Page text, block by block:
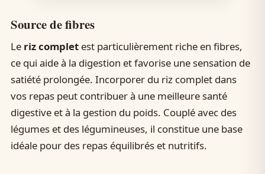
Source de fibres
Le riz completest particulièrement riche en fibres,
ce qui aide à la digestion et favorise une sensation de
satiété prolongée. Incorporer du riz complet dans
vos repas peut contribuer à une meilleure santé
digestive et à la gestion du poids. Couplé avec des
légumes et des légumineuses, il constitue une base
idéale pour des repas équilibrés et nutritifs.